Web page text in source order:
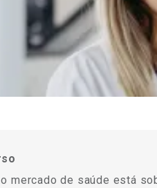
mercado de saúde está